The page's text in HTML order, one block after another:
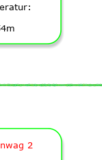
2